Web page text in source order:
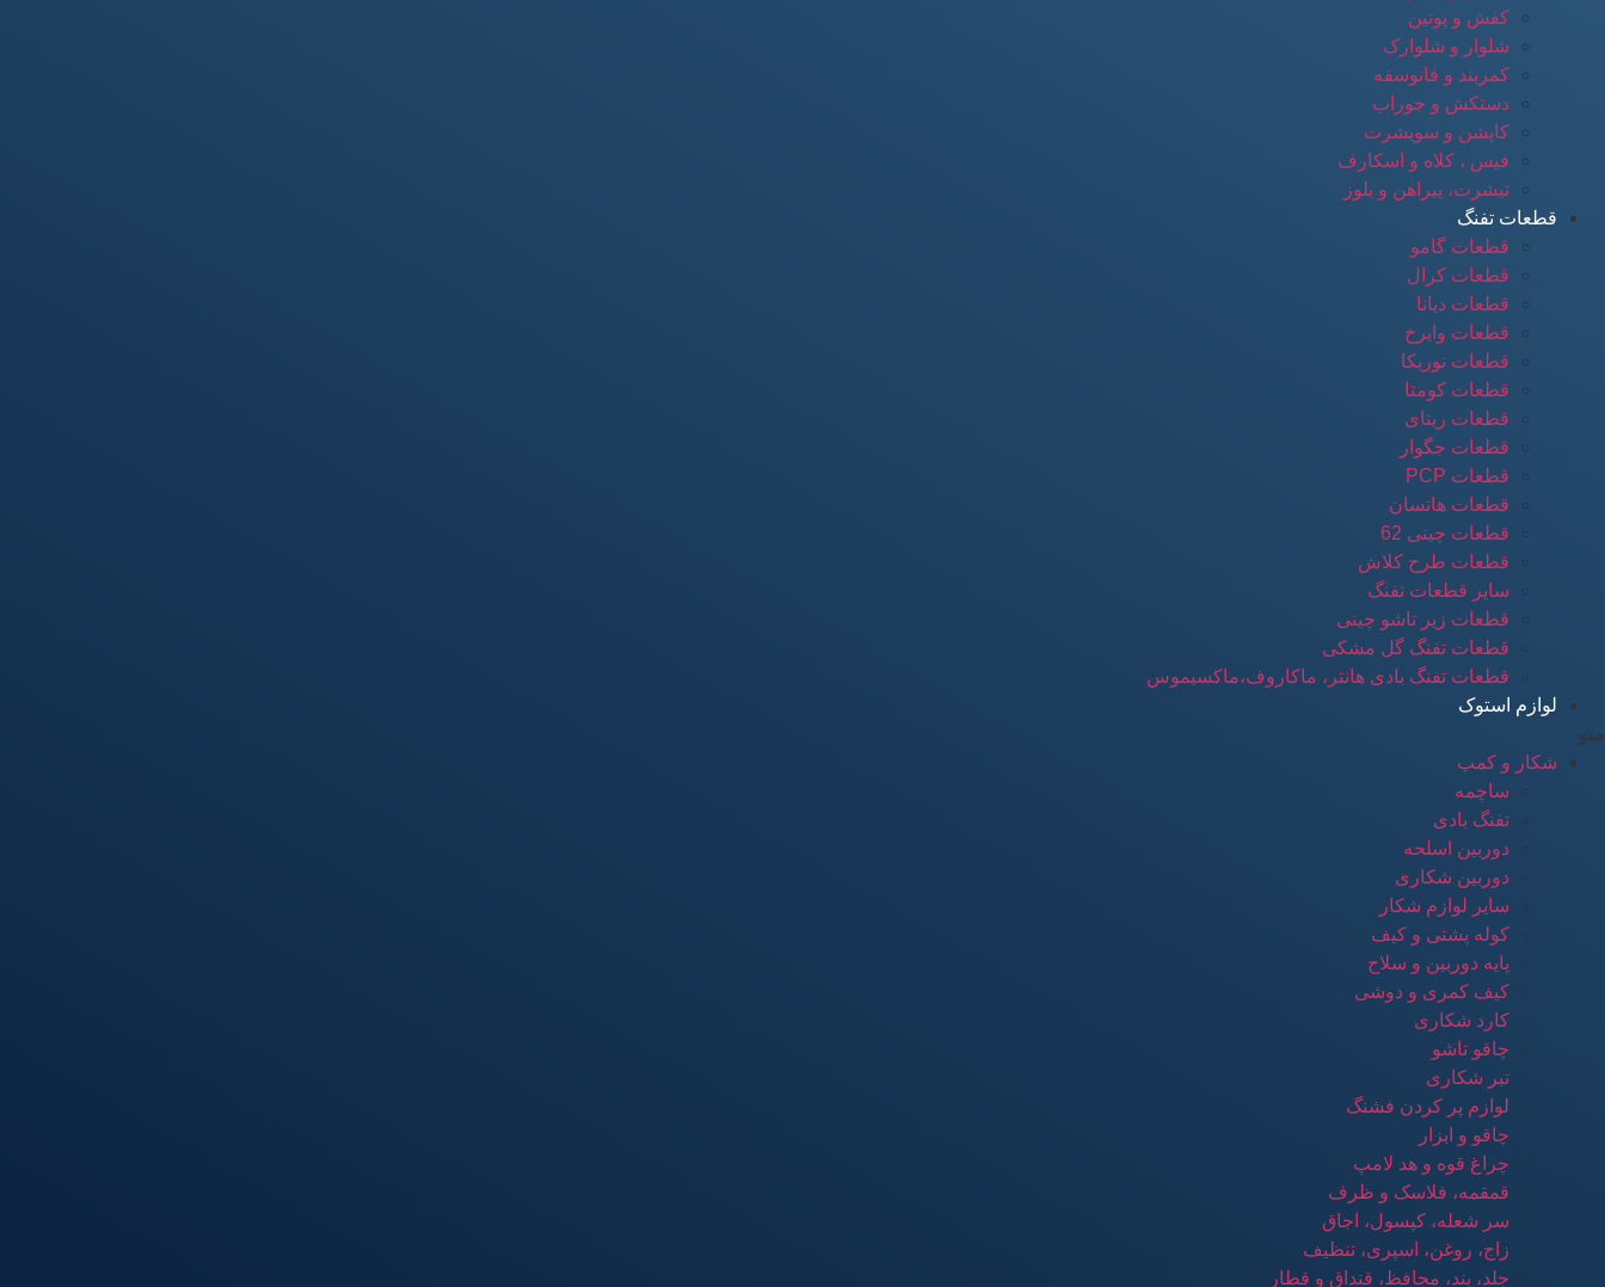
کفش و پوتین
شلوار و شلوارک
کمربند و فانوسقه
دستکش و جوراب
کاپشن و سویشرت
فیس ، کلاه و اسکارف
تیشرت، پیراهن و بلوز
قطعات تفنگ
قطعات گامو
قطعات کرال
قطعات دیانا
قطعات وایرخ
قطعات نوریکا
قطعات کومتا
قطعات ریتای
قطعات جگوار
قطعات PCP
قطعات هاتسان
قطعات چینی 62
قطعات طرح کلاش
سایر قطعات تفنگ
قطعات زیر تاشو چینی
قطعات تفنگ گل مشکی
قطعات تفنگ بادی هانتر، ماکاروف،ماکسیموس
لوازم استوک
منو
شکار و کمپ
ساچمه
تفنگ بادی
دوربین اسلحه
دوربین شکاری
سایر لوازم شکار
کوله پشتی و کیف
پایه دوربین و سلاح
کیف کمری و دوشی
کارد شکاری
چاقو تاشو
تبر شکاری
لوازم پر کردن فشنگ
چاقو و ابزار
چراغ قوه و هد لامپ
قمقمه، فلاسک و ظرف
سر شعله، کپسول، اجاق
زاج، روغن، اسپری، تنظیف
جلد، بند، محافظ، قنداق و قطار